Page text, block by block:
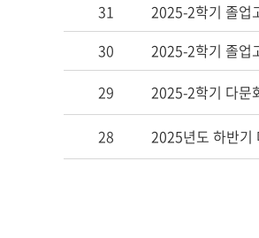
31
2025-2학기 졸업
30
2025-2학기 졸업
29
2025-2학기 다문
28 2025년도 하반기